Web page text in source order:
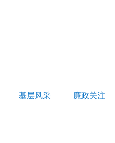
基层风采 廉政关注